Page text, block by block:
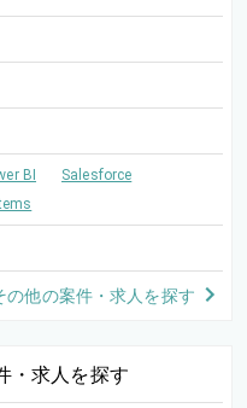
BI
Salesforce
の他の案件・求人を探す
・求人を探す